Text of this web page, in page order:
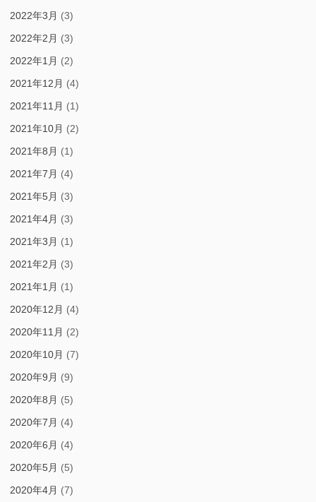
2022年3月 (3)
2022年2月 (3)
2022年1月 (2)
2021年12月 (4)
2021年11月 (1)
2021年10月 (2)
2021年8月 (1)
2021年7月 (4)
2021年5月 (3)
2021年4月 (3)
2021年3月 (1)
2021年2月 (3)
2021年1月 (1)
2020年12月 (4)
2020年11月 (2)
2020年10月 (7)
2020年9月 (9)
2020年8月 (5)
2020年7月 (4)
2020年6月 (4)
2020年5月 (5)
2020年4月 (7)